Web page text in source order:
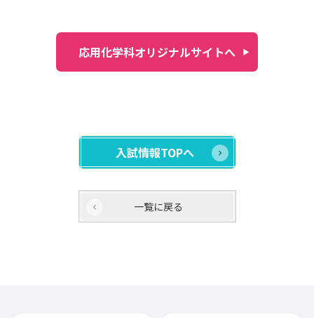
応用化学科オリジナルサイトへ
入試情報TOPへ
一覧に戻る